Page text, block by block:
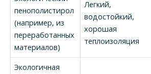
пенополистирол
(например, из
переработанных
материалов)
Легкий,
водостойкий,
хорошая
теплоизоляция
Экологичная